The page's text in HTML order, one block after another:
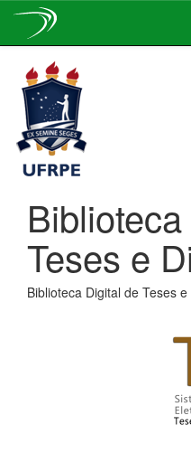
navigation
Teses e
Biblioteca Digital de Teses